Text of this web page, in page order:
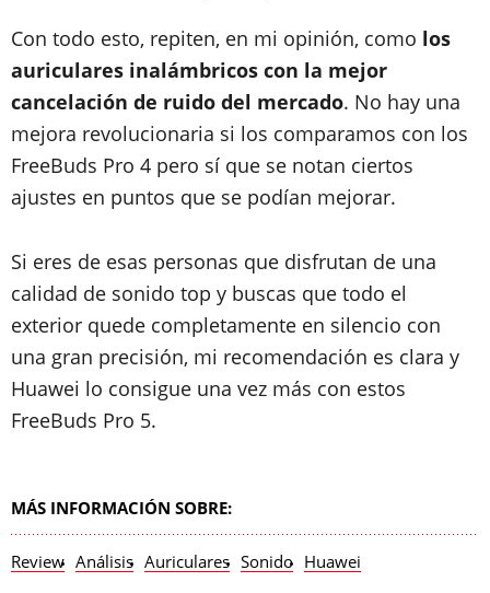
Con todo esto, repiten, en mi opinión, como los
auriculares inalámbricos con la mejor
cancelación de ruido del mercado. No hay una
mejora revolucionaria si los comparamos con los
FreeBuds Pro 4 pero sí que se notan ciertos
ajustes en puntos que se podían mejorar.
Si eres de esas personas que disfrutan de una
calidad de sonido top y buscas que todo el
exterior quede completamente en silencio con
una gran precisión, mi recomendación es clara y
Huawei lo consigue una vez más con estos
FreeBuds Pro 5.
MÁS INFORMACIÓN SOBRE:
Review Análisis Auriculares Sonido Huawei